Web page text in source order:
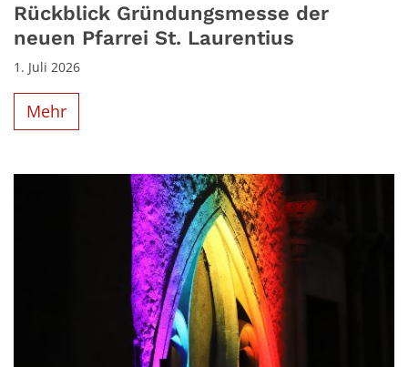
Rückblick Gründungsmesse der
neuen Pfarrei St. Laurentius
1. Juli 2026
Mehr